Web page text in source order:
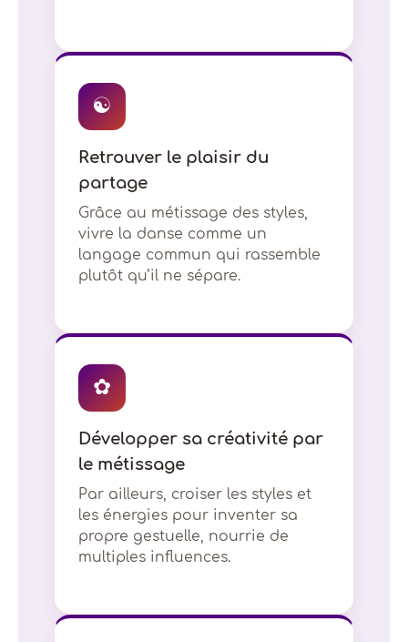
☯
Retrouver le plaisir du
partage
Grâce au métissage des styles,
vivre la danse comme un
langage commun qui rassemble
plutôt qu’il ne sépare.
✿
Développer sa créativité par
le métissage
Par ailleurs, croiser les styles et
les énergies pour inventer sa
propre gestuelle, nourrie de
multiples influences.